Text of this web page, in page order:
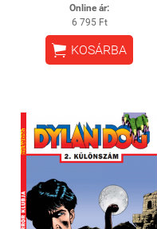
Online ár:
6 795 Ft
 KOSÁRBA